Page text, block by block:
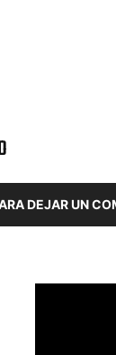
DEJAR UN